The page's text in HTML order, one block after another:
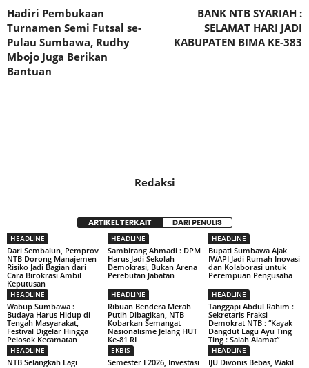
Hadiri Pembukaan
Turnamen Semi Futsal se-
Pulau Sumbawa, Rudhy
Mbojo Juga Berikan
Bantuan
BANK NTB SYARIAH :
SELAMAT HARI JADI
KABUPATEN BIMA KE-383
Redaksi
ARTIKEL TERKAIT DARI PENULIS
HEADLINE
Dari Sembalun, Pemprov
NTB Dorong Manajemen
Risiko Jadi Bagian dari
Cara Birokrasi Ambil
Keputusan
HEADLINE
Sambirang Ahmadi : DPM
Harus Jadi Sekolah
Demokrasi, Bukan Arena
Perebutan Jabatan
HEADLINE
Bupati Sumbawa Ajak
IWAPI Jadi Rumah Inovasi
dan Kolaborasi untuk
Perempuan Pengusaha
HEADLINE
Wabup Sumbawa :
Budaya Harus Hidup di
Tengah Masyarakat,
Festival Digelar Hingga
Pelosok Kecamatan
HEADLINE
Ribuan Bendera Merah
Putih Dibagikan, NTB
Kobarkan Semangat
Nasionalisme Jelang HUT
Ke-81 RI
HEADLINE
Tanggapi Abdul Rahim :
Sekretaris Fraksi
Demokrat NTB : “Kayak
Dangdut Lagu Ayu Ting
Ting : Salah Alamat”
HEADLINE
NTB Selangkah Lagi
EKBIS
Semester I 2026, Investasi
HEADLINE
IJU Divonis Bebas, Wakil